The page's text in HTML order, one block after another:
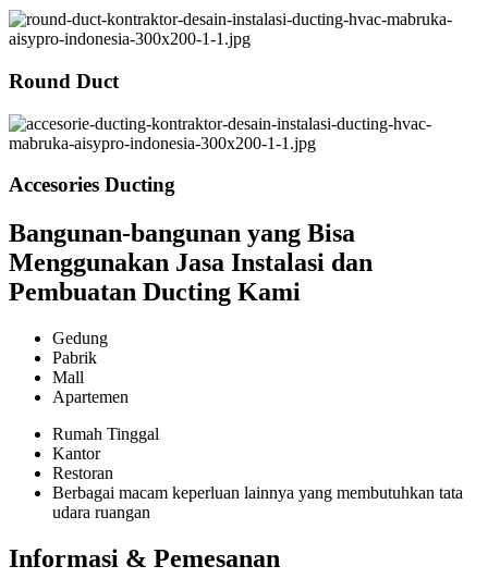
Round Duct
Accesories Ducting
Bangunan-bangunan yang Bisa
Menggunakan Jasa Instalasi dan
Pembuatan Ducting Kami
Gedung
Pabrik
Mall
Apartemen
Rumah Tinggal
Kantor
Restoran
Berbagai macam keperluan lainnya yang membutuhkan tata
udara ruangan
Informasi & Pemesanan